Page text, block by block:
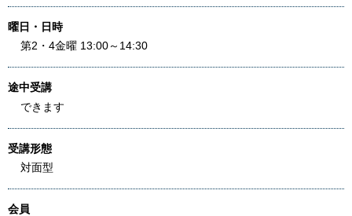
曜日・日時
第2・4金曜 13:00～14:30
途中受講
できます
受講形態
対面型
会員